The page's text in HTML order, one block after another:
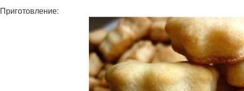
Приготовление: